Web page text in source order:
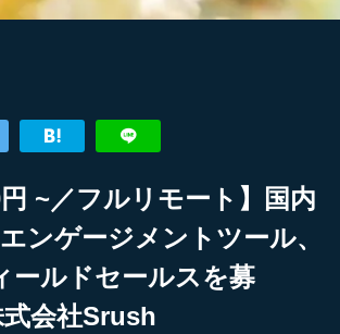
円 ~／フルリモート】国内
ンゲージメントツール、
ールドセールスを募
会社Srush